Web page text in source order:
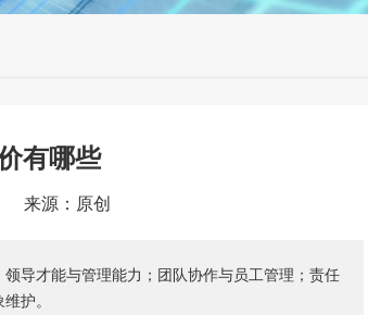
有哪些
来源：原创
导才能与管理能力；团队协作与员工管理；责任
护。